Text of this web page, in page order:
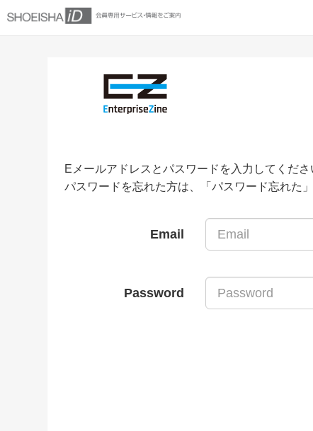
Eメールアドレスとパスワードを入力してくださ
パスワードを忘れた方は、「パスワード忘れた
Email
Password